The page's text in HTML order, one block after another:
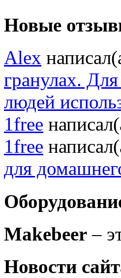
Новые
Alex
гранулах.
людей
1free
1free
для
Makebeer –
Новости